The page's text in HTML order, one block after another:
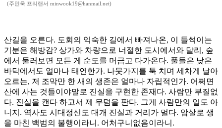
(주민욱 프리랜서 minwook19@hanmail.net)
산길을 오른다. 도회의 익숙한 길에서 빠져나온, 이 들썩이는
기분은 해방감? 상가와 차량으로 너절한 도시에서와 달리, 숲
에서 둘러보면 모든 게 순도를 머금고 다가온다. 풀들은 낮은
바닥에서도 얼마나 태연한가. 나뭇가지를 툭 치며 세차게 날아
오르는, 저 조막만 한 새의 생존은 얼마나 자립적인가. 어쩌면
산에 사는 것들이야말로 진실을 구현한 존재다. 사람만 부질없
다. 진실을 캔다 하고서 제 무덤을 판다. 그게 사람만의 일도 아
니지. 역사도 시대정신도 대개 진실과 거리가 멀다. 암살로 생
을 마친 백범의 불행이라니. 어처구니없음이라니.